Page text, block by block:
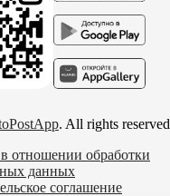
. All rights reserved
отношении обработки
данных
соглашение